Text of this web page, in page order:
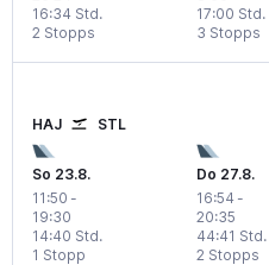
2 Stopps
16:34 Std.
3 Stopps
17:00 Std.
HAJ STL
So 23.8.
11:50 -
19:30
1 Stopp
14:40 Std.
Do 27.8.
16:54 -
20:35
2 Stopps
44:41 Std.